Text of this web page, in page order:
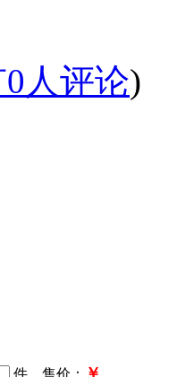
人评论)
件 售价： ￥